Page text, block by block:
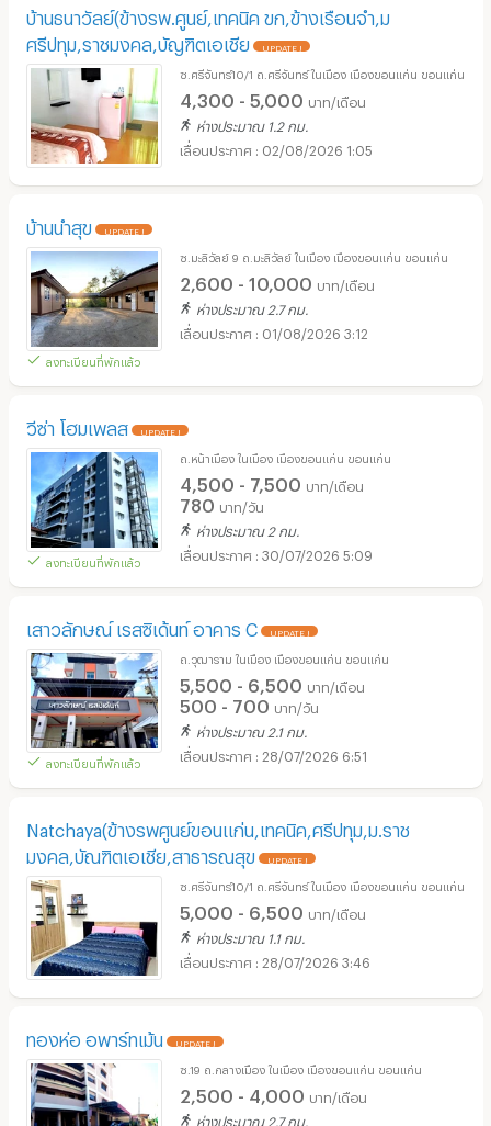
บ้านธนาวัลย์(ข้างรพ.ศูนย์,เทคนิค ขก,ข้างเรือนจำ,ม
ศรีปทุม,ราชมงคล,บัญฑิตเอเชีย
UPDATE !
ซ.ศรีจันทร์10/1 ถ.ศรีจันทร์ ในเมือง เมืองขอนแก่น ขอนแก่น
4,300 - 5,000 บาท/เดือน
ห่างประมาณ 1.2 กม.
02/08/2026 1:05
บ้านนำสุข UPDATE !
ลงทะเบียนที่พักแล้ว
ซ.มะลิวัลย์ 9 ถ.มะลิวัลย์ ในเมือง เมืองขอนแก่น ขอนแก่น
2,600 - 10,000 บาท/เดือน
ห่างประมาณ 2.7 กม.
01/08/2026 3:12
วีซ่า โฮมเพลส UPDATE !
ลงทะเบียนที่พักแล้ว
ถ.หน้าเมือง ในเมือง เมืองขอนแก่น ขอนแก่น
4,500 - 7,500 บาท/เดือน
780 บาท/วัน
ห่างประมาณ 2 กม.
30/07/2026 5:09
เสาวลักษณ์ เรสซิเด้นท์ อาคาร C UPDATE !
ลงทะเบียนที่พักแล้ว
ถ.วุฒาราม ในเมือง เมืองขอนแก่น ขอนแก่น
5,500 - 6,500 บาท/เดือน
500 - 700 บาท/วัน
ห่างประมาณ 2.1 กม.
28/07/2026 6:51
Natchaya(ข้างรพศูนย์ขอนแก่น,เทคนิค,ศรีปทุม,ม.ราช
มงคล,บัณฑิตเอเชีย,สาธารณสุข
UPDATE !
ซ.ศรีจันทร์10/1 ถ.ศรีจันทร์ ในเมือง เมืองขอนแก่น ขอนแก่น
5,000 - 6,500 บาท/เดือน
ห่างประมาณ 1.1 กม.
28/07/2026 3:46
ทองห่อ อพาร์ทเม้น UPDATE !
ซ.19 ถ.กลางเมือง ในเมือง เมืองขอนแก่น ขอนแก่น
2,500 - 4,000 บาท/เดือน
ห่างประมาณ 2.7 กม.